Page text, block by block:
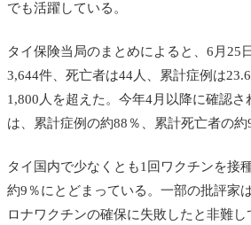
でも活躍している。
タイ保険当局のまとめによると、6月25
3,644件、死亡者は44人、累計症例は
1,800人を超えた。今年4月以降に確認
は、累計症例の約88％、累計死亡者の約
タイ国内で少なくとも1回ワクチンを接
約9％にとどまっている。一部の批評家
ロナワクチンの確保に失敗したと非難し